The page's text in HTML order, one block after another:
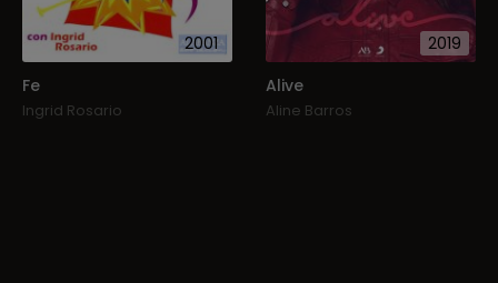
2001
Fe
Ingrid Rosario
2019
Alive
Aline Barros